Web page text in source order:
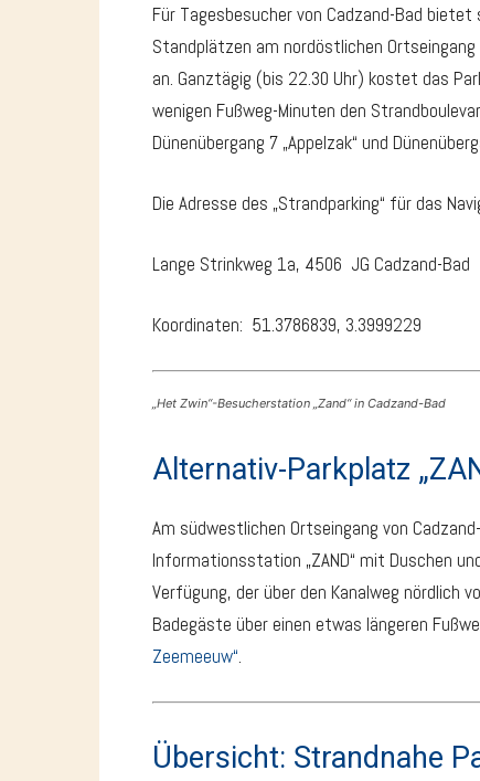
Für Tagesbesucher von Cadzand-Bad
Standplätzen am nordöstlichen
an. Ganztägig (bis 22.30 Uhr) kostet das
wenigen Fußweg-Minuten den
Dünenübergang 7 „Appelzak“ und
Die Adresse des „Strandparking“ für das
Lange Strinkweg 1a, 4506 JG Cadzand-Bad
Koordinaten: 51.3786839, 3.3999229
„Het Zwin“-Besucherstation „Zand“ in Cadzand-Bad
Alternativ-Parkplatz
Am südwestlichen Ortseingang von
Informationsstation „ZAND“ mit Duschen
Verfügung, der über den Kanalweg nördlich
Badegäste über einen etwas längeren
Zeemeeuw“.
Übersicht: Strandnahe